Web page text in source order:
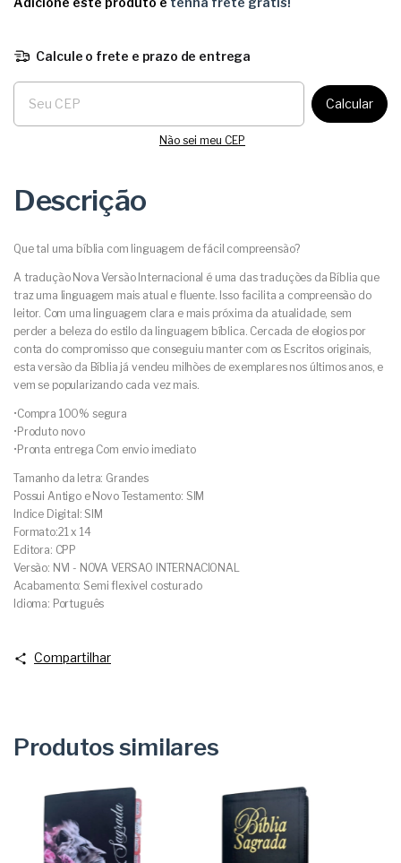
Calcule o frete e prazo de entrega
Entregas para o CEP:
Calcular
Não sei meu CEP
Descrição
Que tal uma bíblia com linguagem de fácil compreensão?
A tradução Nova Versão Internacional é uma das traduções da Bíblia que
traz uma linguagem mais atual e fluente. Isso facilita a compreensão do
leitor. Com uma linguagem clara e mais próxima da atualidade, sem
perder a beleza do estilo da linguagem bíblica. Cercada de elogios por
conta do compromisso que conseguiu manter com os Escritos originais,
esta versão da Bíblia já vendeu milhões de exemplares nos últimos anos, e
vem se popularizando cada vez mais.
•Compra 100% segura
•Produto novo
•Pronta entrega Com envio imediato
Tamanho da letra: Grandes
Possui Antigo e Novo Testamento: SIM
Indice Digital: SIM
Formato:21 x 14
Editora: CPP
Versão: NVI - NOVA VERSAO INTERNACIONAL
Acabamento: Semi flexivel costurado
Idioma: Português
Compartilhar
Produtos similares